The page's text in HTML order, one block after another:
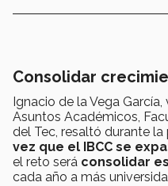
Consolidar
Ignacio de la Vega
Asuntos Académicos,
del Tec, resaltó durante
vez que el IBCC se
el reto será consolidar
cada año a más